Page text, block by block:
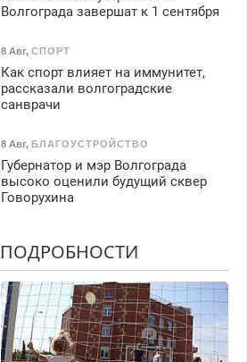
Волгограда завершат к 1 сентября
8 Авг, СПОРТ
Как спорт влияет на иммунитет,
рассказали волгоградские
санврачи
8 Авг, БЛАГОУСТРОЙСТВО
Губернатор и мэр Волгограда
высоко оценили будущий сквер
Говорухина
ПОДРОБНОСТИ